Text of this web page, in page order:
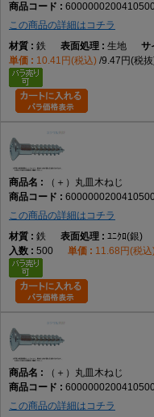
この商品の詳細はコチラ
鉄
生地
10.41円(税込) 9.47円(税
（＋）丸皿木ねじ
この商品の詳細はコチラ
鉄
ﾕﾆｸﾛ(銀)
500
11.68円(税込
（＋）丸皿木ねじ
この商品の詳細はコチラ